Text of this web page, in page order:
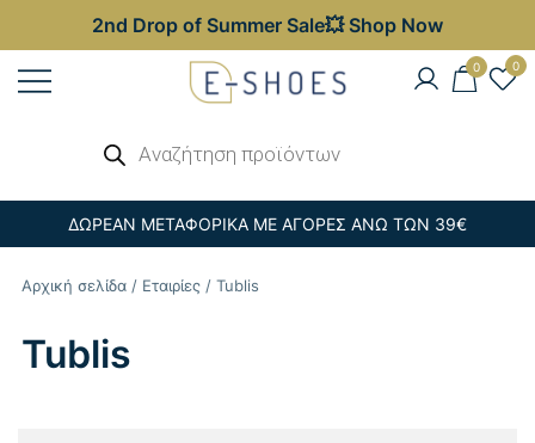
2nd Drop of Summer Sale💥 Shop Now
Παπούτσια – Επώνυμες Τσάντες στις
0 0
προϊόντων
ΔΩΡΕΑΝ ΜΕΤΑΦΟΡΙΚΑ ΜΕ ΑΓΟΡΕΣ ΑΝΩ ΤΩΝ 39€
Αρχική σελίδα / Εταιρίες / Tublis
Tublis